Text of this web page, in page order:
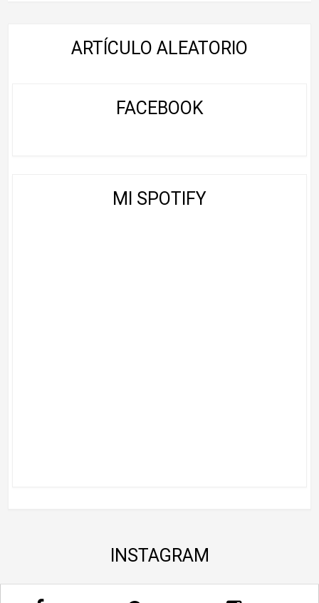
ARTÍCULO ALEATORIO
FACEBOOK
MI SPOTIFY
INSTAGRAM